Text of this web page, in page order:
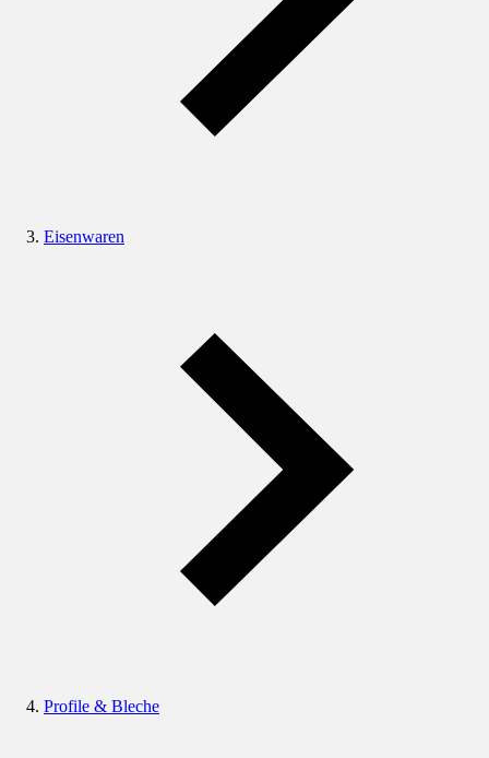
Eisenwaren
Profile & Bleche